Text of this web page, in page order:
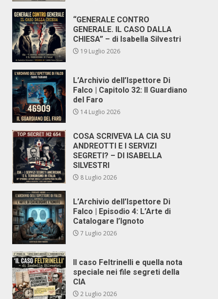
“GENERALE CONTRO
GENERALE. IL CASO DALLA
CHIESA” – di Isabella Silvestri
19 Luglio 2026
L’Archivio dell’Ispettore Di
Falco | Capitolo 32: Il Guardiano
del Faro
14 Luglio 2026
COSA SCRIVEVA LA CIA SU
ANDREOTTI E I SERVIZI
SEGRETI? – DI ISABELLA
SILVESTRI
8 Luglio 2026
L’Archivio dell’Ispettore Di
Falco | Episodio 4: L’Arte di
Catalogare l’Ignoto
7 Luglio 2026
Il caso Feltrinelli e quella nota
speciale nei file segreti della
CIA
2 Luglio 2026